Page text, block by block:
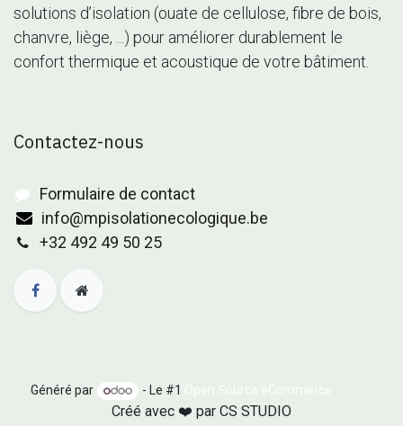
solutions d’isolation (ouate de cellulose, fibre de bois,
chanvre, liège, ...) pour améliorer durablement le
confort thermique et acoustique de votre bâtiment.
Contactez-nous
Formulaire de contact
info@mpisolationecologique.be
+32 492 49 50 25
Généré par - Le #1
Créé avec ❤️ par CS STUDIO